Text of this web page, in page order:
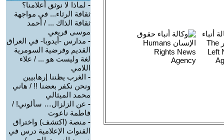
- لماذا لا نوثق أعلامنا؟
ثقافة الرثاء... في مواجهة
ثقافة الذاك ... / أحمد
موسى قريعي
- مدارس -أيدوبا- في العراق
القديم وفرضية السومرية
لغة وليست هو ... / علاء
اللامي
- الغرب يظننا إرهابيين
ونحن نكفر بعضنا !! / هاني
محمد الميثالي
- عن الزلزال… سألوني! /
فاطمة ناعوت
- منصة (اكتشف) واختراق
القنوات الإعلامية درس في